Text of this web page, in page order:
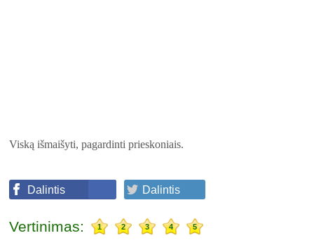
Viską išmaišyti, pagardinti prieskoniais.
Dalintis Dalintis
Vertinimas: 1 2 3 4 5